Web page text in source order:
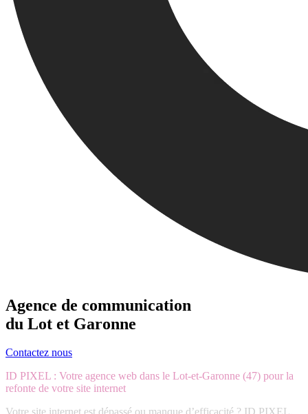
Agence de communication
du Lot et Garonne
Contactez nous
ID PIXEL : Votre agence web dans le Lot-et-Garonne (47) pour la
refonte de votre site internet